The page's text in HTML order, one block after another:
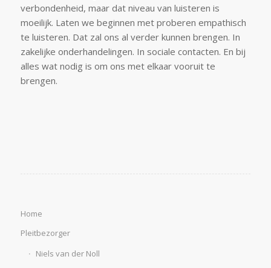
verbondenheid, maar dat niveau van luisteren is
moeilijk. Laten we beginnen met proberen empathisch
te luisteren. Dat zal ons al verder kunnen brengen. In
zakelijke onderhandelingen. In sociale contacten. En bij
alles wat nodig is om ons met elkaar vooruit te
brengen.
Home
Pleitbezorger
Niels van der Noll